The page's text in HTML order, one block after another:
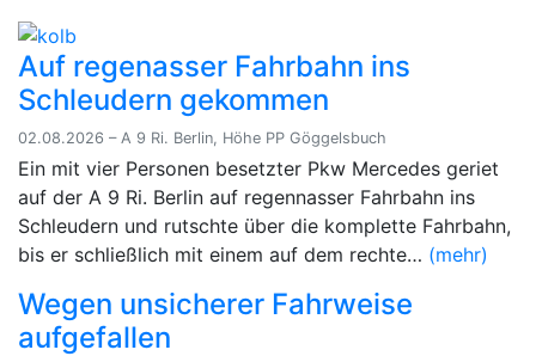
Auf regenasser Fahrbahn ins
Schleudern gekommen
02.08.2026 – A 9 Ri. Berlin, Höhe PP Göggelsbuch
Ein mit vier Personen besetzter Pkw Mercedes geriet
auf der A 9 Ri. Berlin auf regennasser Fahrbahn ins
Schleudern und rutschte über die komplette Fahrbahn,
bis er schließlich mit einem auf dem rechte… (mehr)
Wegen unsicherer Fahrweise
aufgefallen